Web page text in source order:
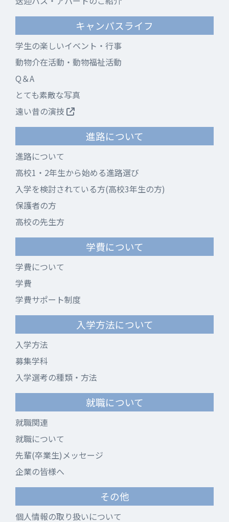
キャンパスライフ
学生の楽しいイベント・行事
動物介在活動・動物福祉活動
Q＆A
とても素敵な写真
遠い昔の演技
進路について
進路について
高校1・2年生から始める進路選び
入学を検討されている方(高校3年生の方)
保護者の方
高校の先生方
学費について
学費について
学費
学費サポート制度
入学方法について
入学方法
募集学科
入学選考の種類・方法
就職について
就職関連
就職について
先輩(卒業生)メッセージ
企業の皆様へ
その他
個人情報の取り扱いについて